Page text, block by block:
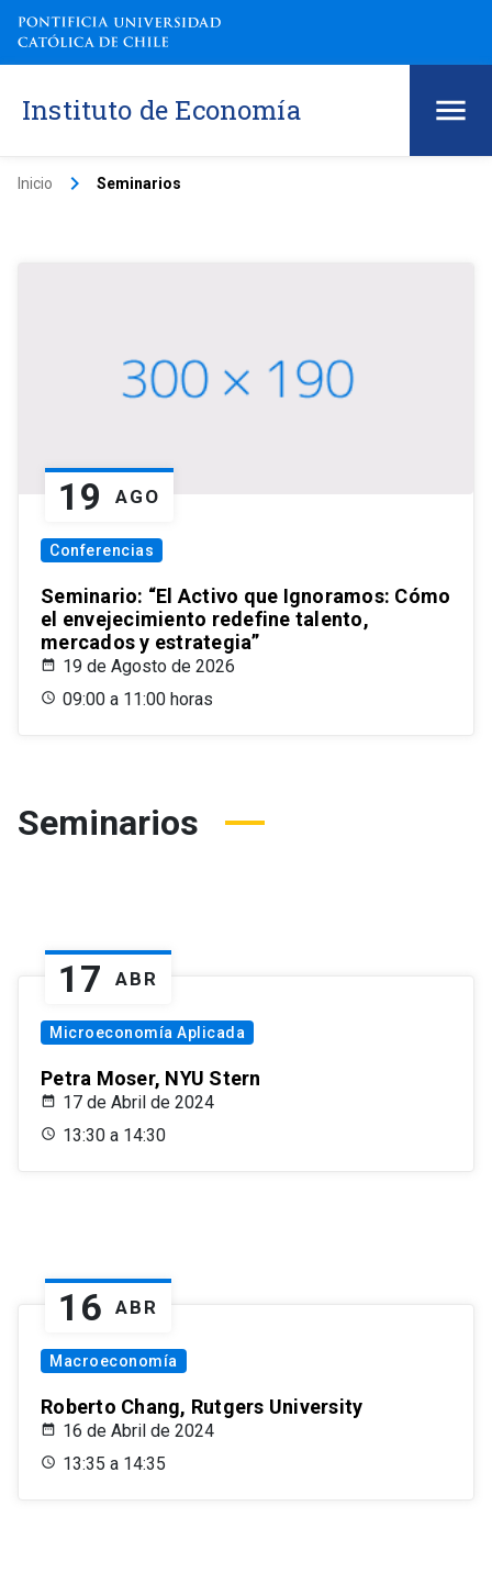
Instituto de Economía
Inicio keyboard_arrow_right Seminarios
19 AGO
Conferencias
Seminario: “El Activo que Ignoramos: Cómo
el envejecimiento redefine talento,
mercados y estrategia”
19 de Agosto de 2026
09:00 a 11:00 horas
Seminarios
17 ABR
Microeconomía Aplicada
Petra Moser, NYU Stern
17 de Abril de 2024
13:30 a 14:30
16 ABR
Macroeconomía
Roberto Chang, Rutgers University
16 de Abril de 2024
13:35 a 14:35